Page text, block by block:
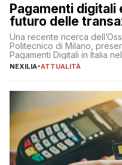
Pagamenti
futuro delle
Una recente ricerca
Politecnico di Milano,
Pagamenti Digitali in Italia
definitivi del primo semestre
NEXILIA-ATTUALITÀ